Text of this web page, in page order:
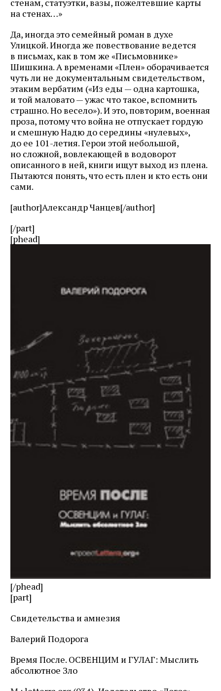
стенам, статуэтки, вазы, пожелтевшие карты
на стенах…»
Да, иногда это семейный роман в духе
Улицкой. Иногда же повествование ведется
в письмах, как в том же «Письмовнике»
Шишкина. А временами «Плен» оборачивается
чуть ли не документальным свидетельством,
этаким вербатим («Из еды — одна картошка,
и той маловато — ужас что такое, вспомнить
страшно. Но весело»). И это, повторим, военная
проза, потому что война не отпускает гордую
и смешную Надю до середины «нулевых»,
до ее 101-летия. Герои этой небольшой,
но сложной, вовлекающей в водоворот
описанного в ней, книги ищут выход из плена.
Пытаются понять, что есть плен и кто есть они
сами.
[author]Александр Чанцев[/author]
[/part]
[phead]
[/phead]
[part]
Свидетельства и амнезия
Валерий Подорога
Время После. ОСВЕНЦИМ и ГУЛАГ: Мыслить
абсолютное Зло